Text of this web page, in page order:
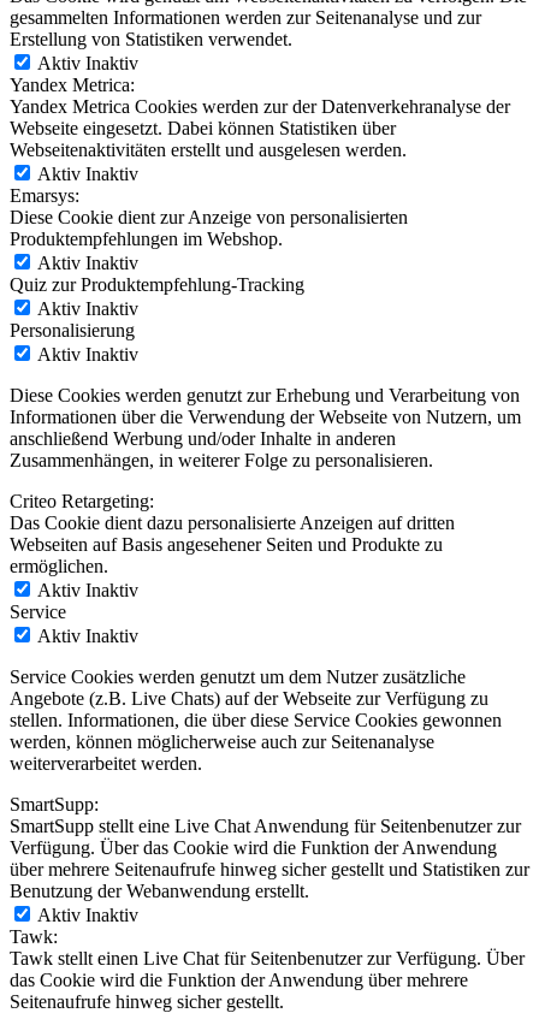
gesammelten Informationen werden zur Seitenanalyse und zur
Erstellung von Statistiken verwendet.
Aktiv Inaktiv
Yandex Metrica:
Yandex Metrica Cookies werden zur der Datenverkehranalyse der
Webseite eingesetzt. Dabei können Statistiken über
Webseitenaktivitäten erstellt und ausgelesen werden.
Aktiv Inaktiv
Emarsys:
Diese Cookie dient zur Anzeige von personalisierten
Produktempfehlungen im Webshop.
Aktiv Inaktiv
Quiz zur Produktempfehlung-Tracking
Aktiv Inaktiv
Personalisierung
Aktiv Inaktiv
Diese Cookies werden genutzt zur Erhebung und Verarbeitung von
Informationen über die Verwendung der Webseite von Nutzern, um
anschließend Werbung und/oder Inhalte in anderen
Zusammenhängen, in weiterer Folge zu personalisieren.
Criteo Retargeting:
Das Cookie dient dazu personalisierte Anzeigen auf dritten
Webseiten auf Basis angesehener Seiten und Produkte zu
ermöglichen.
Aktiv Inaktiv
Service
Aktiv Inaktiv
Service Cookies werden genutzt um dem Nutzer zusätzliche
Angebote (z.B. Live Chats) auf der Webseite zur Verfügung zu
stellen. Informationen, die über diese Service Cookies gewonnen
werden, können möglicherweise auch zur Seitenanalyse
weiterverarbeitet werden.
SmartSupp:
SmartSupp stellt eine Live Chat Anwendung für Seitenbenutzer zur
Verfügung. Über das Cookie wird die Funktion der Anwendung
über mehrere Seitenaufrufe hinweg sicher gestellt und Statistiken zur
Benutzung der Webanwendung erstellt.
Aktiv Inaktiv
Tawk:
Tawk stellt einen Live Chat für Seitenbenutzer zur Verfügung. Über
das Cookie wird die Funktion der Anwendung über mehrere
Seitenaufrufe hinweg sicher gestellt.